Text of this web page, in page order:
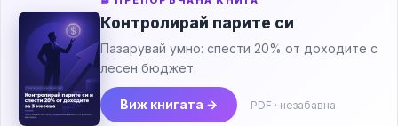
Контролирай парите си
Пазарувай умно: спести 20% от доходите с
лесен бюджет.
Виж книгата → PDF · незабавна